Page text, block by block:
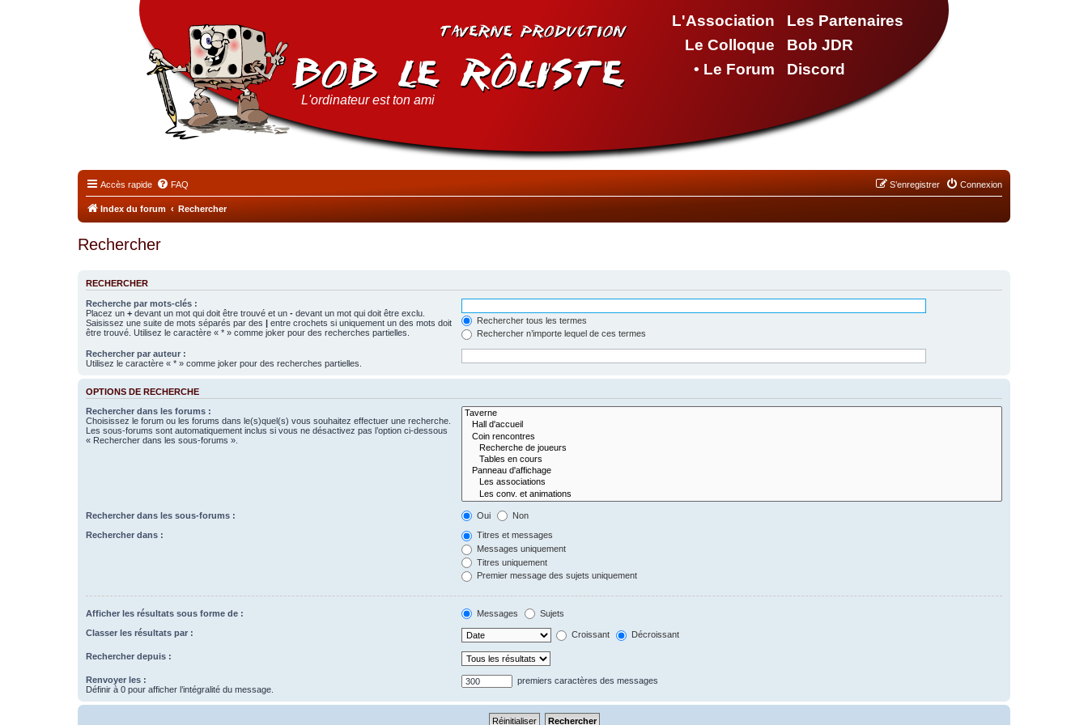
L'Association
Le Colloque
• Le Forum
Les Partenaires
Bob JDR
Discord
L'ordinateur est ton ami
Accès rapide FAQ Connexion
S’enregistrer
Index du forum Rechercher
Rechercher
RECHERCHER
Recherche par mots-clés :
Placez un + devant un mot qui doit être trouvé et un - devant un mot qui doit être exclu.
Saisissez une suite de mots séparés par des | entre crochets si uniquement un des mots doit
être trouvé. Utilisez le caractère « * » comme joker pour des recherches partielles.
Rechercher tous les termes
Rechercher n’importe lequel de ces termes
Rechercher par auteur :
Utilisez le caractère « * » comme joker pour des recherches partielles.
OPTIONS DE RECHERCHE
Rechercher dans les forums :
Choisissez le forum ou les forums dans le(s)quel(s) vous souhaitez effectuer une recherche.
Les sous-forums sont automatiquement inclus si vous ne désactivez pas l’option ci-dessous
« Rechercher dans les sous-forums ».
Rechercher dans les sous-forums : Oui Non
Rechercher dans :
Titres et messages
Messages uniquement
Titres uniquement
Premier message des sujets uniquement
Afficher les résultats sous forme de : Messages Sujets
Classer les résultats par : Croissant Décroissant
Rechercher depuis :
Renvoyer les :
Définir à 0 pour afficher l’intégralité du message.
premiers caractères des messages